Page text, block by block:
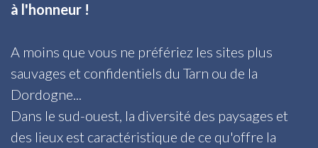
à l'honneur !
A moins que vous ne préfériez les sites plus
sauvages et confidentiels du Tarn ou de la
Dordogne...
Dans le sud-ouest, la diversité des paysages et
des lieux est caractéristique de ce qu'offre la